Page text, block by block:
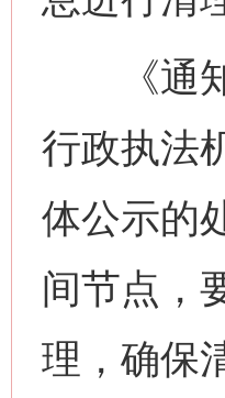
《通知
行政执法
体公示的
间节点，
理，确保